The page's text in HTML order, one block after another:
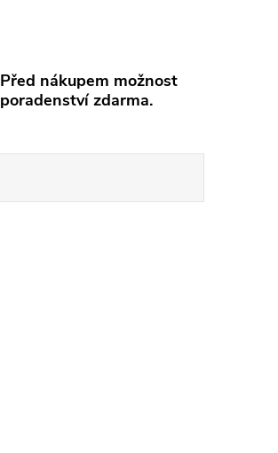
Před nákupem možnost
poradenství zdarma.